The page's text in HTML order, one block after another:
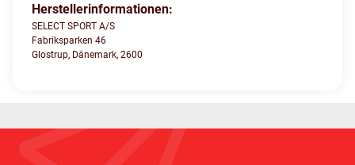
Herstellerinformationen:
SELECT SPORT A/S
Fabriksparken 46
Glostrup, Dänemark, 2600